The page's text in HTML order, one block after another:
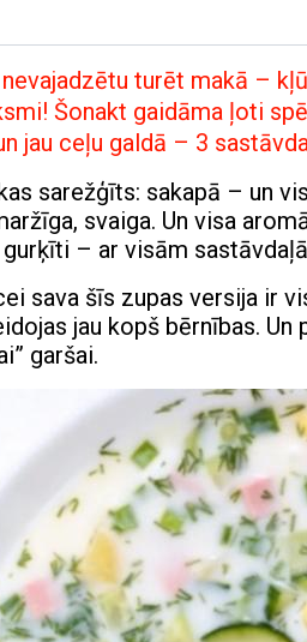
turēt makā –
Šonakt gaidāma ļoti
jau ceļu galdā – 3
sarežģīts: sakapā – un
svaiga. Un visa
– ar visām
sava šīs zupas versija ir
jau kopš bērnības.
garšai.